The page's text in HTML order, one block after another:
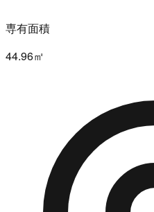
専有面積
44.96㎡